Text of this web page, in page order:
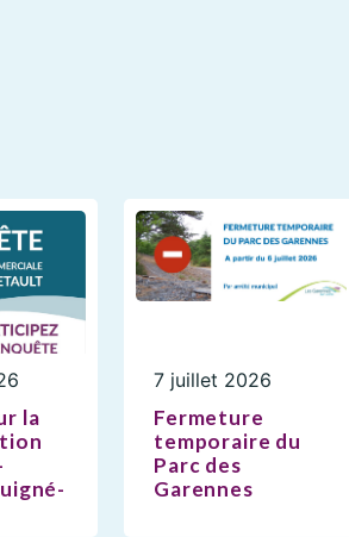
la
7 juillet 2026
Fermeture
temporaire du
Parc des
Garennes